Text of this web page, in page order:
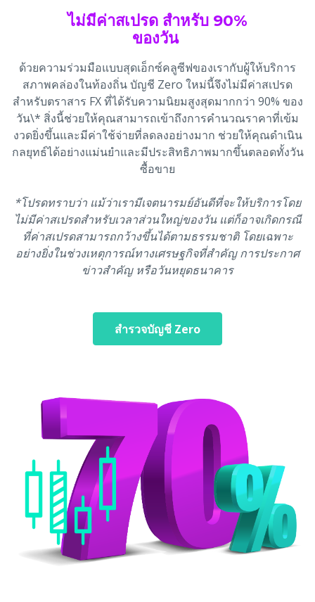
ไม่มีค่าสเปรด สำหรับ 90%
ของวัน
ด้วยความร่วมมือแบบสุดเอ็กซ์คลูซีฟของเรากับผู้ให้บริการ
สภาพคล่องในท้องถิ่น บัญชี Zero ใหม่นี้จึงไม่มีค่าสเปรด
สำหรับตราสาร FX ที่ได้รับความนิยมสูงสุดมากกว่า 90% ของ
วัน\* สิ่งนี้ช่วยให้คุณสามารถเข้าถึงการคำนวณราคาที่เข้ม
งวดยิ่งขึ้นและมีค่าใช้จ่ายที่ลดลงอย่างมาก ช่วยให้คุณดำเนิน
กลยุทธ์ได้อย่างแม่นยำและมีประสิทธิภาพมากขึ้นตลอดทั้งวัน
ซื้อขาย
*โปรดทราบว่า แม้ว่าเรามีเจตนารมย์อันดีที่จะให้บริการโดย
ไม่มีค่าสเปรดสำหรับเวลาส่วนใหญ่ของวัน แต่ก็อาจเกิดกรณี
ที่ค่าสเปรดสามารถกว้างขึ้นได้ตามธรรมชาติ โดยเฉพาะ
อย่างยิ่งในช่วงเหตุการณ์ทางเศรษฐกิจที่สำคัญ การประกาศ
ข่าวสำคัญ หรือวันหยุดธนาคาร
สำรวจบัญชี Zero